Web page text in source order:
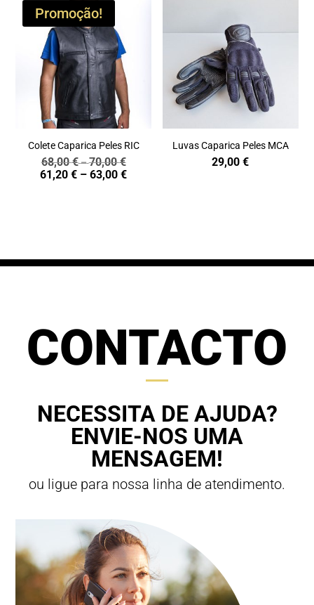
Promoção!
Colete Caparica Peles RIC
68,00€–70,00€Price
range:
61,20€ – 63,00€Price
Luvas Caparica Peles MCA
29,00€
CONTACTO
NECESSITA DE AJUDA?
ENVIE-NOS UMA
MENSAGEM!
ou ligue para nossa linha de atendimento.